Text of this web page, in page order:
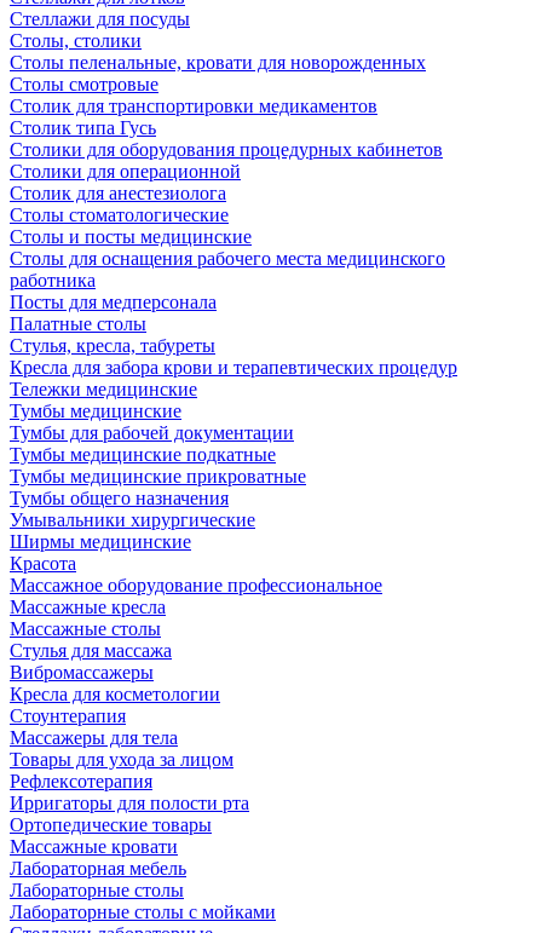
Стеллажи для посуды
Столы, столики
Столы пеленальные, кровати для новорожденных
Столы смотровые
Столик для транспортировки медикаментов
Столик типа Гусь
Столики для оборудования процедурных кабинетов
Столики для операционной
Столик для анестезиолога
Столы стоматологические
Столы и посты медицинские
Столы для оснащения рабочего места медицинского
работника
Посты для медперсонала
Палатные столы
Стулья, кресла, табуреты
Кресла для забора крови и терапевтических процедур
Тележки медицинские
Тумбы медицинские
Тумбы для рабочей документации
Тумбы медицинские подкатные
Тумбы медицинские прикроватные
Тумбы общего назначения
Умывальники хирургические
Ширмы медицинские
Красота
Массажное оборудование профессиональное
Массажные кресла
Массажные столы
Стулья для массажа
Вибромассажеры
Кресла для косметологии
Стоунтерапия
Массажеры для тела
Товары для ухода за лицом
Рефлексотерапия
Ирригаторы для полости рта
Ортопедические товары
Массажные кровати
Лабораторная мебель
Лабораторные столы
Лабораторные столы с мойками